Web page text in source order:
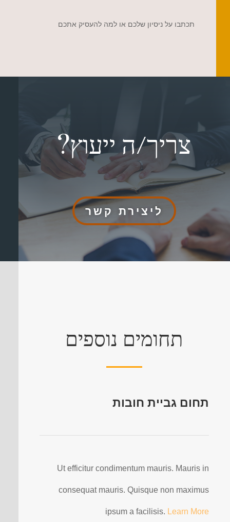
תכתבו על ניסיון שלכם או למה להעסיק אתכם
צריך/ה ייעוץ?
ליצירת קשר
תחומים נוספים
תחום גביית חובות
Ut efficitur condimentum mauris. Mauris in
consequat mauris. Quisque non maximus
ipsum a facilisis. Learn More